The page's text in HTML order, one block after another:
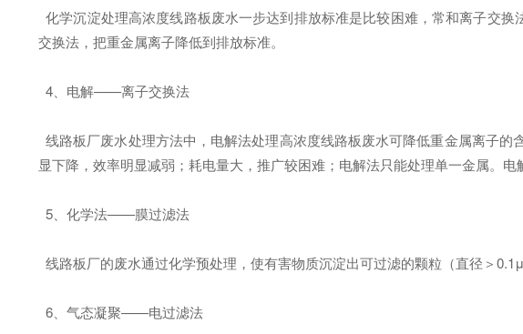
化学沉淀处理高浓度线路板废水一步达到排放标准是比较困难，常和离子交
交换法，把重金属离子降低到排放标准。
4、电解——离子交换法
线路板厂废水处理方法中，电解法处理高浓度线路板废水可降低重金属离子
显下降，效率明显减弱；耗电量大，推广较困难；电解法只能处理单一金属。
5、化学法——膜过滤法
线路板厂的废水通过化学预处理，使有害物质沉淀出可过滤的颗粒（直径＞
6、气态凝聚——电过滤法